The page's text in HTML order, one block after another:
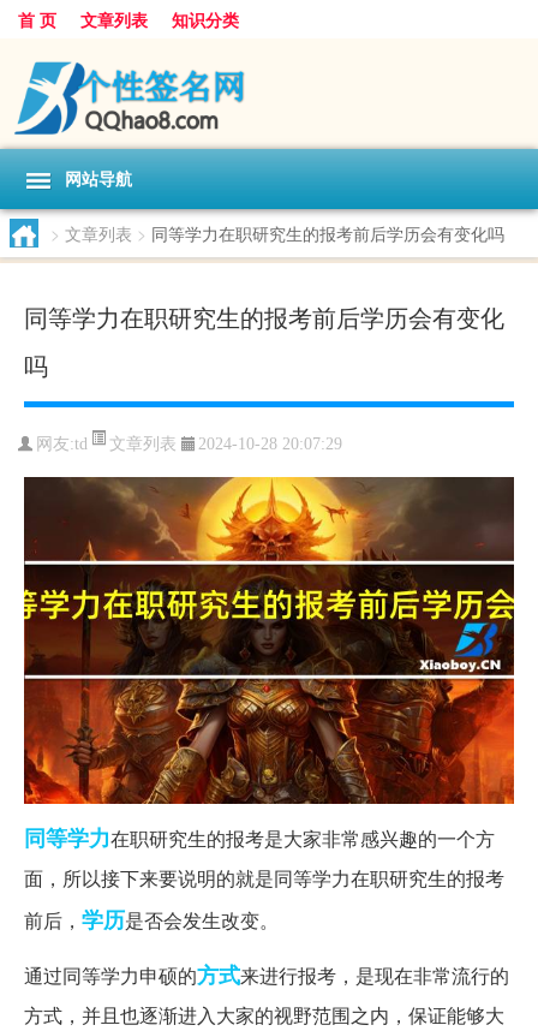
首 页 文章列表 知识分类
网站导航
> 文章列表 > 同等学力在职研究生的报考前后学历会有变化吗
同等学力在职研究生的报考前后学历会有变化
吗
网友:td 文章列表 2024-10-28 20:07:29
同等学力在职研究生的报考是大家非常感兴趣的一个方
面，所以接下来要说明的就是同等学力在职研究生的报考
前后， 学历是否会发生改变。
通过同等学力申硕的方式来进行报考，是现在非常流行的
方式，并且也逐渐进入大家的视野范围之内，保证能够大